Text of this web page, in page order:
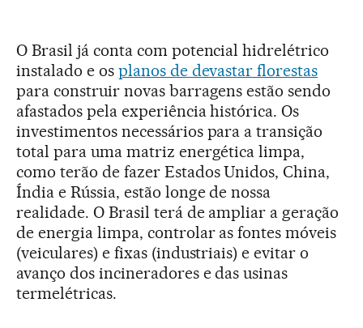
O Brasil já conta com potencial hidrelétrico
instalado e os planos de devastar florestas
para construir novas barragens estão sendo
afastados pela experiência histórica. Os
investimentos necessários para a transição
total para uma matriz energética limpa,
como terão de fazer Estados Unidos, China,
Índia e Rússia, estão longe de nossa
realidade. O Brasil terá de ampliar a geração
de energia limpa, controlar as fontes móveis
(veiculares) e fixas (industriais) e evitar o
avanço dos incineradores e das usinas
termelétricas.